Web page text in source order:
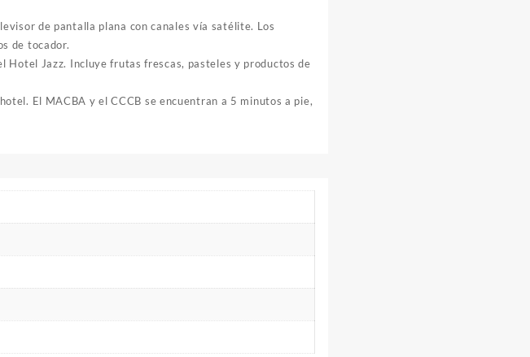
de pantalla plana con canales vía satélite. Los
de tocador.
Hotel Jazz. Incluye frutas frescas, pasteles y productos de
El MACBA y el CCCB se encuentran a 5 minutos a pie,